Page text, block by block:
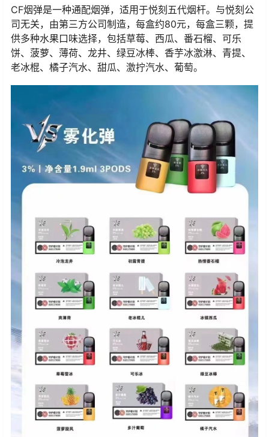
CF烟弹是一种通配烟弹，适用于悦刻五代烟杆。与悦刻公
司无关，由第三方公司制造，每盒约80元，每盒三颗，提
供多种水果口味选择，包括草莓、西瓜、番石榴、可乐
饼、菠萝、薄荷、龙井、绿豆冰棒、香芋冰激淋、青提、
老冰棍、橘子汽水、甜瓜、激拧汽水、葡萄。